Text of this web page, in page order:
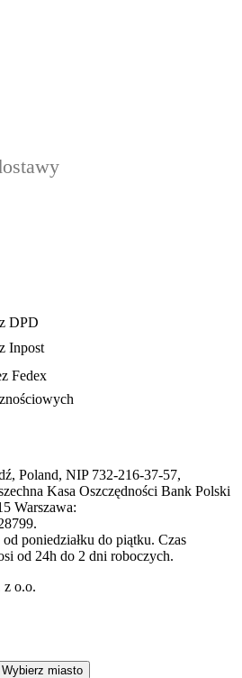
Poland, NIP 732-216-37-57,
Kasa Oszczędności Bank Polski
Warszawa:
poniedziałku do piątku. Czas
od 24h do 2 dni roboczych.
z o.o.